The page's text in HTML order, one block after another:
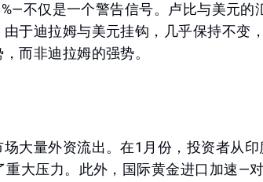
不仅是一个警告信号。卢比与美元的
于迪拉姆与美元挂钩，几乎保持不变
而非迪拉姆的强势。
大量外资流出。在1月份，投资者从印
重大压力。此外，国际黄金进口加速—